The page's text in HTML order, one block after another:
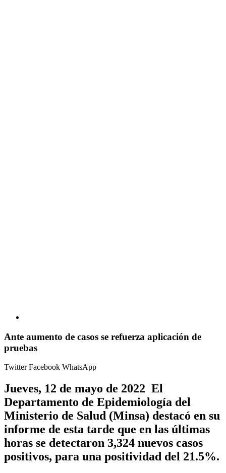
Ante aumento de casos se refuerza aplicación de
pruebas
TwitterFacebook WhatsApp
Jueves, 12 de mayo de 2022 El
Departamento de Epidemiología del
Ministerio de Salud (Minsa) destacó en su
informe de esta tarde que en las últimas
horas se detectaron 3,324 nuevos casos
positivos, para una positividad del 21.5%.